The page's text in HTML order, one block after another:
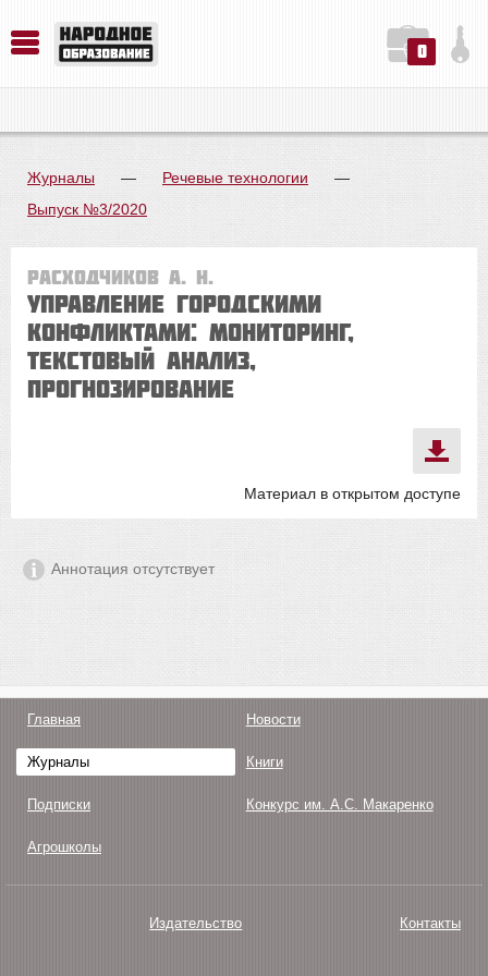
0
Журналы — Речевые технологии
—
Выпуск №3/2020
Расходчиков А. Н.
Управление городскими
конфликтами: мониторинг,
текстовый анализ,
прогнозирование
Материал в открытом доступе
Аннотация отсутствует
Главная Новости
Журналы Книги
Подписки Конкурс им. А.С. Макаренко
Агрошколы
Издательство Контакты